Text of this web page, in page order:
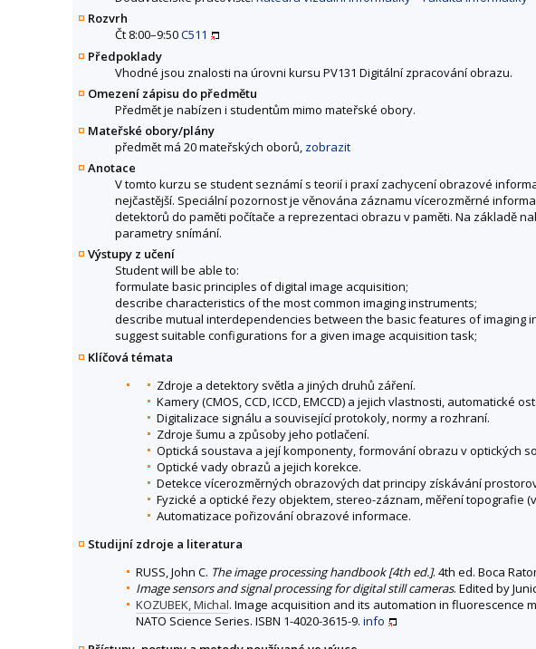
Rozvrh
Čt 8:00–9:50C511
Předpoklady
Vhodné jsou znalosti na úrovni kursu PV131 Digitální zpracování obrazu.
Omezení zápisu do předmětu
Předmět je nabízen i studentům mimo mateřské obory.
Mateřské obory/plány
předmět má 20 mateřských oborů, zobrazit
Anotace
V tomto kurzu se student seznámí s teorií i praxí zachycení obrazové
nejčastější. Speciální pozornost je věnována záznamu vícerozměrné
detektorů do paměti počítače a reprezentaci obrazu v paměti. Na základě
parametry snímání.
Výstupy z učení
Student will be able to:
formulate basic principles of digital image acquisition;
describe characteristics of the most common imaging instruments;
describe mutual interdependencies between the basic features of imaging
suggest suitable configurations for a given image acquisition task;
Klíčová témata
Zdroje a detektory světla a jiných druhů záření.
Kamery (CMOS, CCD, ICCD, EMCCD) a jejich vlastnosti, automatické
Digitalizace signálu a související protokoly, normy a rozhraní.
Zdroje šumu a způsoby jeho potlačení.
Optická soustava a její komponenty, formování obrazu v optických
Optické vady obrazů a jejich korekce.
Detekce vícerozměrných obrazových dat principy získávání
Fyzické a optické řezy objektem, stereo-záznam, měření topografie
Automatizace pořizování obrazové informace.
Studijní zdroje a literatura
RUSS, John C. The image processing handbook [4th ed.]. 4th ed. Boca
Image sensors and signal processing for digital still cameras. Edited by
KOZUBEK, Michal. Image acquisition and its automation in fluorescence
NATO Science Series. ISBN 1-4020-3615-9. info